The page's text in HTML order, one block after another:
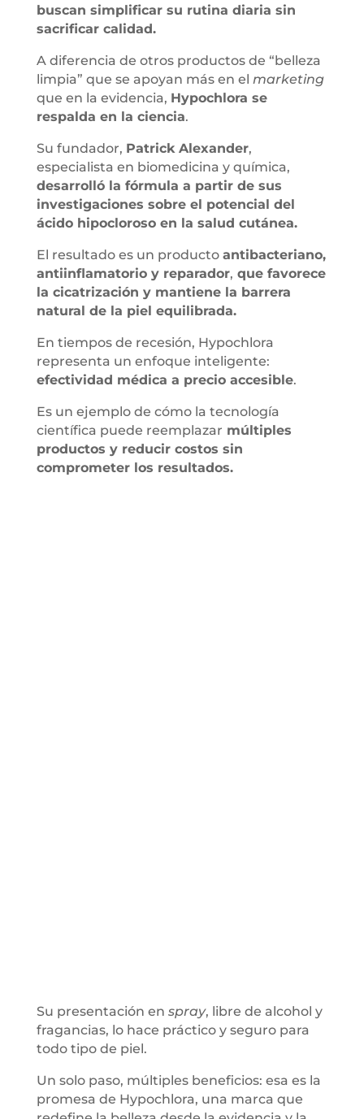
buscan simplificar su rutina diaria sin
sacrificar calidad.
A diferencia de otros productos de “belleza
limpia” que se apoyan más en el marketing
que en la evidencia, Hypochlora se
respalda en la ciencia.
Su fundador, Patrick Alexander,
especialista en biomedicina y química,
desarrolló la fórmula a partir de sus
investigaciones sobre el potencial del
ácido hipocloroso en la salud cutánea.
El resultado es un producto antibacteriano,
antiinflamatorio y reparador, que favorece
la cicatrización y mantiene la barrera
natural de la piel equilibrada.
En tiempos de recesión, Hypochlora
representa un enfoque inteligente:
efectividad médica a precio accesible.
Es un ejemplo de cómo la tecnología
científica puede reemplazar múltiples
productos y reducir costos sin
comprometer los resultados.
Su presentación en spray, libre de alcohol y
fragancias, lo hace práctico y seguro para
todo tipo de piel.
Un solo paso, múltiples beneficios: esa es la
promesa de Hypochlora, una marca que